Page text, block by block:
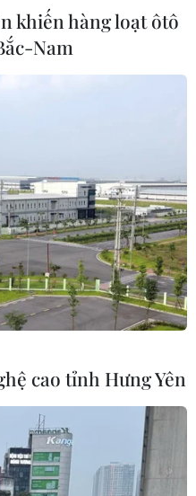
khiến hàng loạt ôtô
Nam
cao tỉnh Hưng Yên